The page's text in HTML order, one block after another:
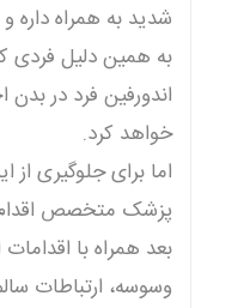
شديد به همراه داره
به همين دليل فردی
اندورفين فرد در
خواهد كرد.
اما برای جلوگيری
پزشک متخصص اقدام
بعد همراه با
وسوسه، ارتباطات